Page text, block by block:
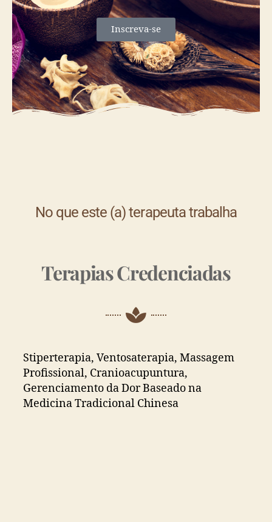
Inscreva-se
No que este (a) terapeuta trabalha
Terapias Credenciadas
Stiperterapia, Ventosaterapia, Massagem
Profissional, Cranioacupuntura,
Gerenciamento da Dor Baseado na
Medicina Tradicional Chinesa